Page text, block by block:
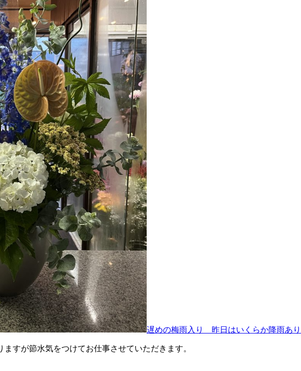
遅めの梅雨入り 昨日はいくらか降雨あ
すが節水気をつけてお仕事させていただきます。